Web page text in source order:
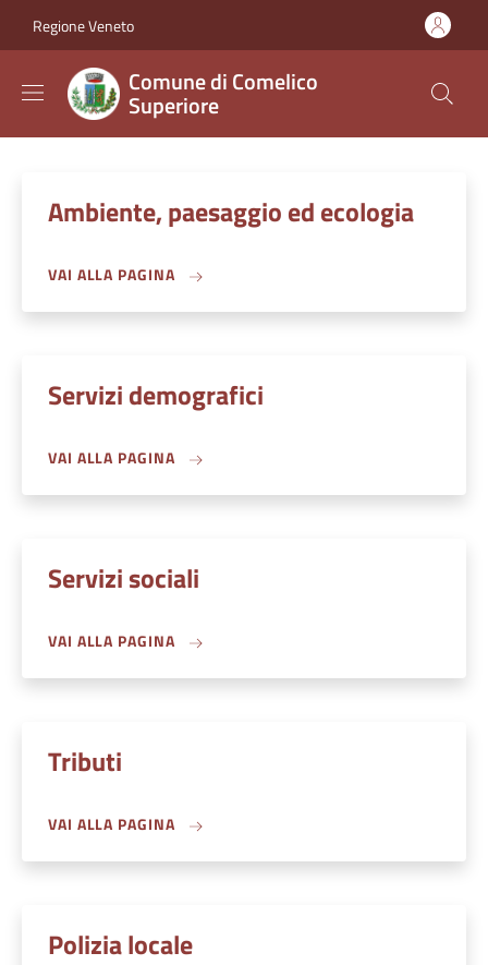
Regione Veneto
Comune di Comelico
Superiore
Ambiente, paesaggio ed ecologia
VAI ALLA PAGINA
Servizi demografici
VAI ALLA PAGINA
Servizi sociali
VAI ALLA PAGINA
Tributi
VAI ALLA PAGINA
Polizia locale